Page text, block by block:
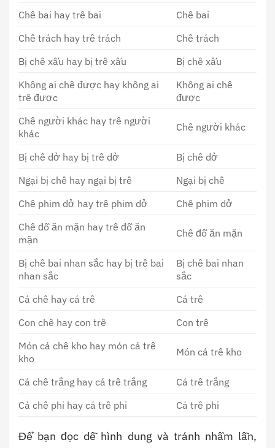
Chê bai hay trê bai
Chê bai
Chê trách hay trê trách
Chê trách
Bị chê xấu hay bị trê xấu
Bị chê xấu
Không ai chê được hay không ai
trê được
Không ai chê
được
Chê người khác hay trê người
khác
Chê người khác
Bị chê dở hay bị trê dở
Bị chê dở
Ngại bị chê hay ngại bị trê
Ngại bị chê
Chê phim dở hay trê phim dở
Chê phim dở
Chê đồ ăn mặn hay trê đồ ăn
mặn
Chê đồ ăn mặn
Bị chê bai nhan sắc hay bị trê bai
nhan sắc
Bị chê bai nhan
sắc
Cá chê hay cá trê
Cá trê
Con chê hay con trê
Con trê
Món cá chê kho hay món cá trê
kho
Món cá trê kho
Cá chê trắng hay cá trê trắng
Cá trê trắng
Cá chê phi hay cá trê phi
Cá trê phi
Để bạn đọc dễ hình dung và tránh nhầm lẫn,